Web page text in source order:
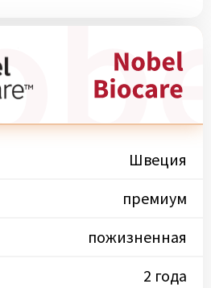
Швеция
премиум
пожизненная
2 года